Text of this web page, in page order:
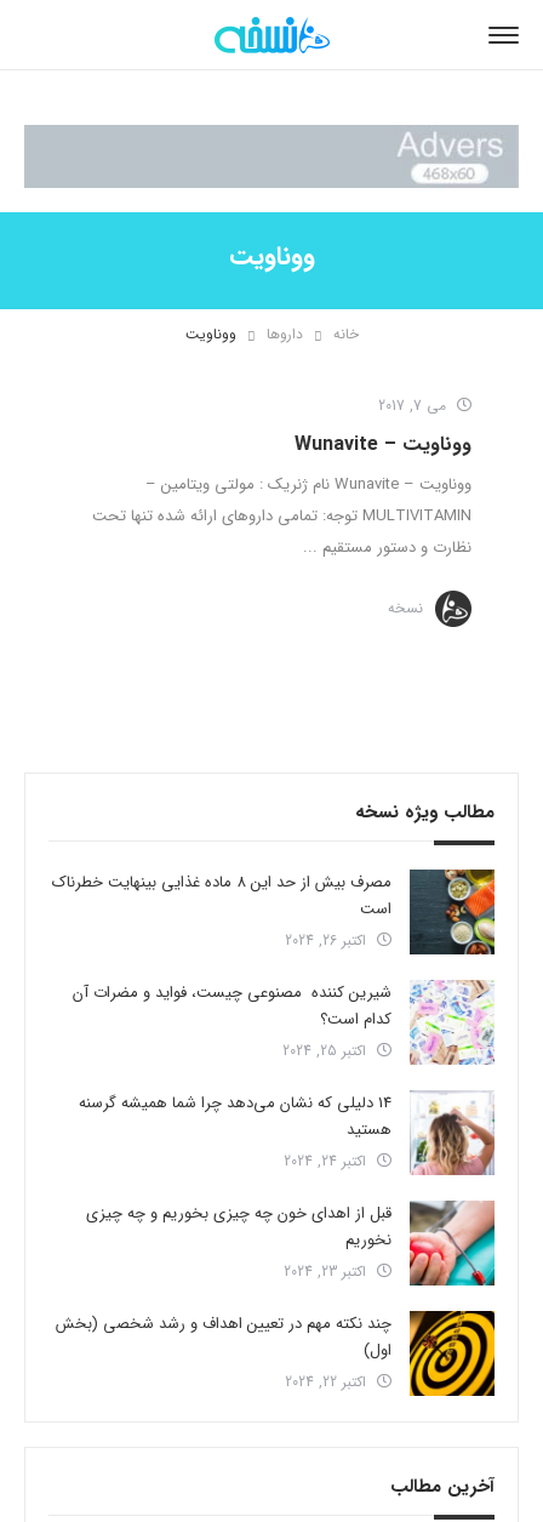
ووناویت
خانه داروها ووناویت
می 7, 2017
ووناویت – Wunavite
ووناویت – Wunavite نام ژنریک : مولتی ویتامین –
MULTIVITAMIN توجه: تمامی داروهای ارائه شده تنها تحت
نظارت و دستور مستقیم ...
نسخه
مطالب ویژه نسخه
مصرف بیش از حد این 8 ماده غذایی بینهایت خطرناک
است
اکتبر 26, 2024
شیرین کننده مصنوعی چیست، فواید و مضرات آن
کدام است؟
اکتبر 25, 2024
14 دلیلی که نشان می‌دهد چرا شما همیشه گرسنه
هستید
اکتبر 24, 2024
قبل از اهدای خون چه چیزی بخوریم و چه چیزی
نخوریم
اکتبر 23, 2024
چند نکته مهم در تعیین اهداف و رشد شخصی (بخش
اول)
اکتبر 22, 2024
آخرین مطالب